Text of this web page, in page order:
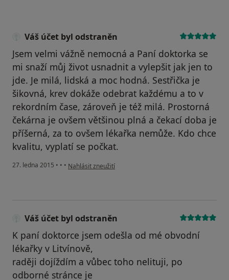
Váš účet byl odstraněn
Jsem velmi vážně nemocná a Paní doktorka se
mi snaží můj život usnadnit a vylepšit jak jen to
jde. Je milá, lidská a moc hodná. Sestřička je
šikovná, krev dokáže odebrat každému a to v
rekordním čase, zároveň je též milá. Prostorná
čekárna je ovšem většinou plná a čekací doba je
příšerná, za to ovšem lékařka nemůže. Kdo chce
kvalitu, vyplatí se počkat.
27. ledna 2015 • • • podle názoru uživatele Váš účet byl odstraněn
Nahlásit zneužití
Váš účet byl odstraněn
K paní doktorce jsem odešla od mé obvodní
lékařky v Litvínově,
raději dojíždím a vůbec toho nelituji, po
odborné stránce je